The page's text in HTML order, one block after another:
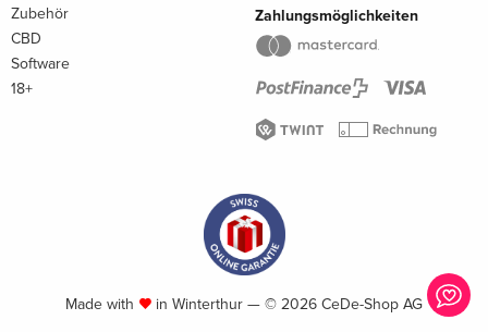
Zubehör
CBD
Software
18+
Zahlungsmöglichkeiten
Made with in Winterthur — © 2026 CeDe-Shop AG